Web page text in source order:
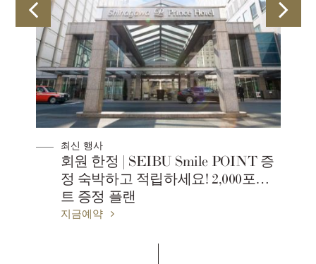
최신 행사
회원 한정 | SEIBU Smile POINT 증
정 숙박하고 적립하세요! 2,000포인
트 증정 플랜
지금예약